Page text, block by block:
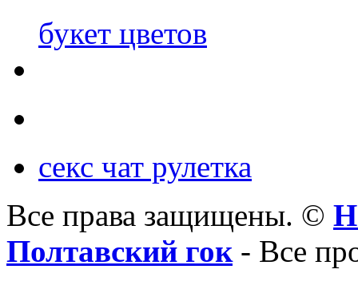
букет цветов
секс чат рулетка
Все права защищены. ©
Полтавский гок- Все